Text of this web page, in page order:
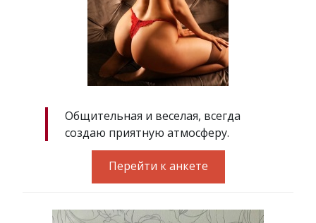
Общительная и веселая, всегда
создаю приятную атмосферу.
Перейти к анкете